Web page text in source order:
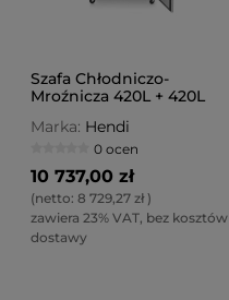
Szafa Chłodniczo-
Mroźnicza 420L + 420L
Marka: Hendi
0 ocen
10 737,00 zł
(netto: 8 729,27 zł)
zawiera 23% VAT, bez kosztów
dostawy